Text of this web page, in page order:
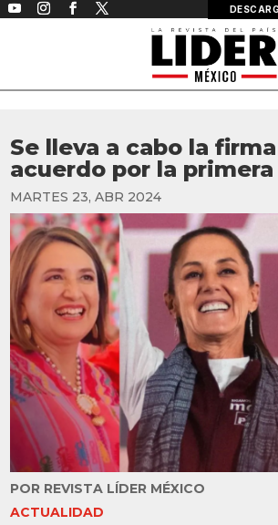
Se lleva a cabo la
acuerdo por la
MARTES 23, ABR 2024
POR REVISTA LÍDER MÉXICO
ACTUALIDAD